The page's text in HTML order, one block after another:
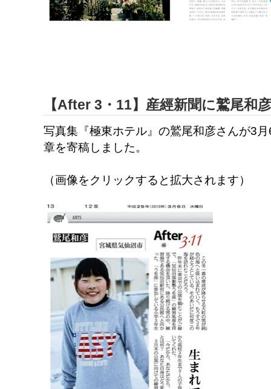
【After 3・11】産經新聞に鷲尾和
写真集『極東ホテル』の鷲尾和彦さんが3
章を寄稿しました。
（画像をクリックすると拡大されます）